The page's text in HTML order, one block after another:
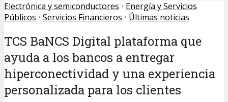
Electrónica y semiconductores • Energía y Servicios
Públicos • Servicios Financieros • Últimas noticias
TCS BaNCS Digital plataforma que
ayuda a los bancos a entregar
hiperconectividad y una experiencia
personalizada para los clientes